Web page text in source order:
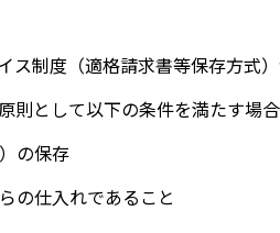
ス制度（適格請求書等保存方式
則として以下の条件を満たす場
の保存
の仕入れであること